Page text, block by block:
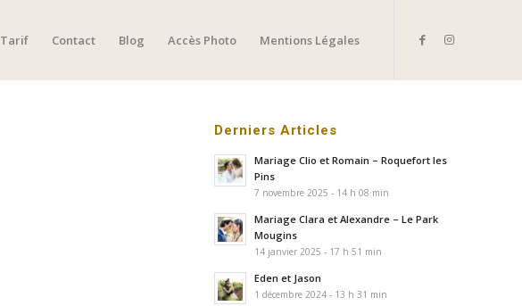
Tarif Contact Blog Accès Photo Mentions Légales
Derniers Articles
Mariage Clio et Romain – Roquefort les
Pins
7 novembre 2025 - 14 h 08 min
Mariage Clara et Alexandre – Le Park
Mougins
14 janvier 2025 - 17 h 51 min
Eden et Jason
1 décembre 2024 - 13 h 31 min